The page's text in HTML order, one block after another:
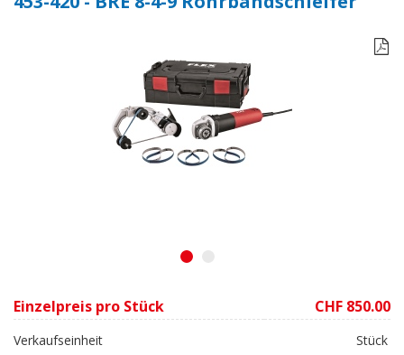

1
Einzelpreis pro Stück CHF 850.00
Verkaufseinheit
Stück